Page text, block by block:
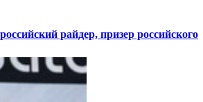
райдер, призер российского